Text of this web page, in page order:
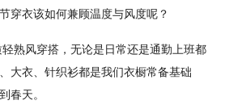
穿衣该如何兼顾温度与风度呢？
熟风穿搭，无论是日常还是通勤上班都
大衣、针织衫都是我们衣橱常备基础
春天。